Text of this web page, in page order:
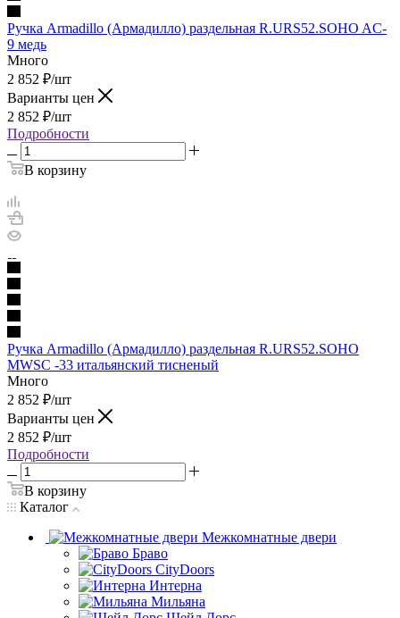
Ручка Armadillo (Армадилло) раздельная R.URS52.SOHO AC-
9 медь
Много
2 852 ₽/шт
Варианты цен
2 852 ₽/шт
Подробности
В корзину
Ручка Armadillo (Армадилло) раздельная R.URS52.SOHO
MWSC -33 итальянский тисненый
Много
2 852 ₽/шт
Варианты цен
2 852 ₽/шт
Подробности
В корзину
Каталог
Межкомнатные двери
Браво
CityDoors
Интерна
Мильяна